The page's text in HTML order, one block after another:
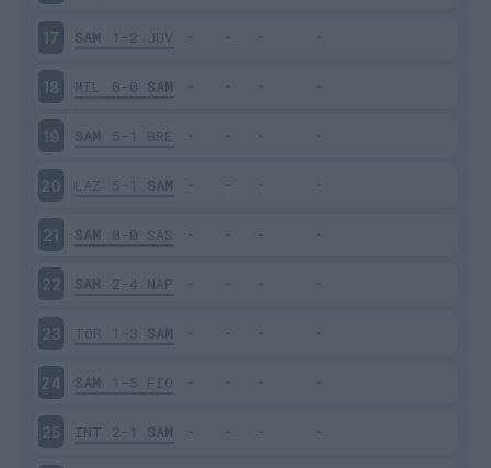
17 SAM 1-2 JUV
18 MIL 0-0 SAM
19 SAM 5-1 BRE
20 LAZ 5-1 SAM
21 SAM 0-0 SAS
22 SAM 2-4 NAP
23 TOR 1-3 SAM
24 SAM 1-5 FIO
25 INT 2-1 SAM